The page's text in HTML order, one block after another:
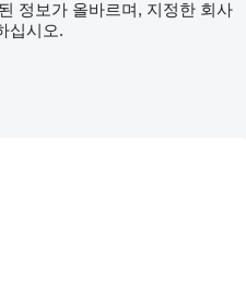
정보가 올바르며, 지정한 회사
십시오.